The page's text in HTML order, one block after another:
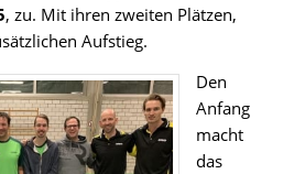
, zu. Mit ihren zweiten Plätzen,
Aufstieg.
Den
Anfang
macht
das